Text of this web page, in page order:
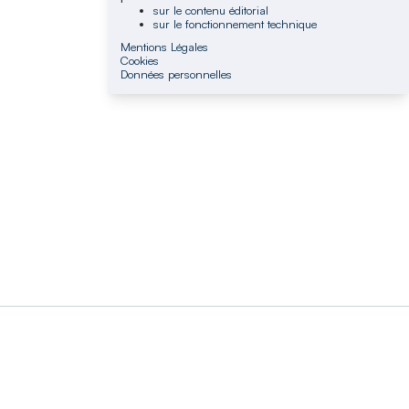
sur le contenu éditorial
sur le fonctionnement technique
Mentions Légales
Cookies
Données personnelles